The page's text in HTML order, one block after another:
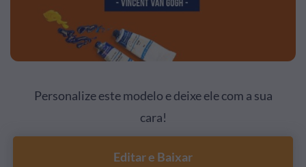
Personalize este modelo e deixe ele com a sua
cara!
Editar e Baixar